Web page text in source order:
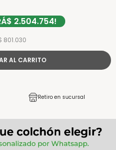
$ 2.504.754!
AL CARRITO
Retiro en sucursal